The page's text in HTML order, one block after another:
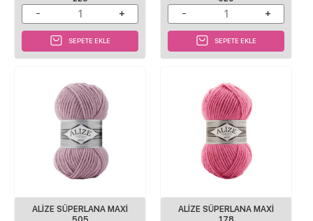
SEPETE EKLE SEPETE EKLE
ALIZE SÜPERLANA MAXI
ALIZE SÜPERLANA MAXI